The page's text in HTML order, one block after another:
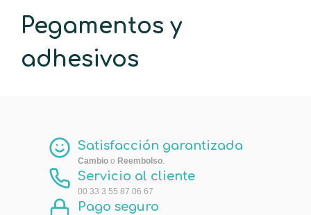
Pegamentos y
adhesivos
Satisfacción garantizada
Cambio o Reembolso.
Servicio al cliente
00 33 3 55 87 06 67
Pago seguro